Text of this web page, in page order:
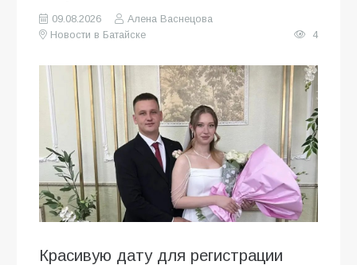
09.08.2026
Алена Васнецова
Новости в Батайске
4
Красивую дату для регистрации